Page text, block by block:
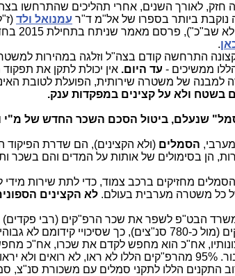
לאורך השנים, אחרי תהליכים שהתרחשו
נוקבת ביותר בספרו של אל"מ ד"ר עמנואל ולד
.
התרחשה קודם בצה"ל וזלגה במהירות
ממשיכים - עד היום. אין יכולת לתקן את
למבנה של משטרה שירותית, הפועלת לטובת
בשטח ולא על קצינים במפקדות ענק.
שנעלם, ביטול הסכם השכר החדש של מ"י
הסמלים (ולא הקצינים), הם שדרת
הן בסימולים של אותות על המדים והם בשכר
מחזיקים ברכב צמוד, כדי לתת שירות
כל משטרה מערבית בעולם. לא הקצינים
הבט"פ לשפר את שכר הרפ"קים (רבי
יש במ"י כ-2,400 רפ"קים (מול כ-780 סנ"צים), כך
אח"כ הוא מחפש לקדם את שכרו, אח"כ מחפש
חושב על השירות לציבור. 95% מהרפ"קים הללו לא ראו,
התקנים הללו לתקני סמלים עם משכורת סנ"צ,